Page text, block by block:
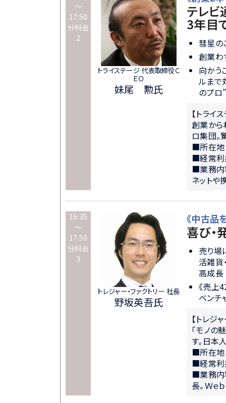
～
17:50
分科会
2
トライステージ 代表取締役Ｃ
ＥＯ
妹尾 勲氏
テレビ
3年目
彗星の
創業わ
向かう
ルまで
のプロ
【トライ
創業から
ロ集団
■所在
■経常
■業務内
ネットや
16:35
～
17:50
分科会
3
トレジャー・ファクトリー 社長
野坂英吾氏
《中古品
喜び・
売り場
活雑貨
高成長
《売上
ベンチ
【トレジ
「モノの
す。日本
■所在
■経常利
■業務内
長。Ｗｅ